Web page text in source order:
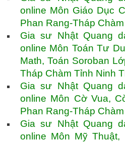
online Môn Giáo Dục
Phan Rang-Tháp
Gia sư Nhật Quang
online Môn Toán Tư
Math, Toán Soroban
Tháp Chàm Tỉnh Ninh
Gia sư Nhật Quang
online Môn Cờ Vua,
Phan Rang-Tháp
Gia sư Nhật Quang
online Môn Mỹ